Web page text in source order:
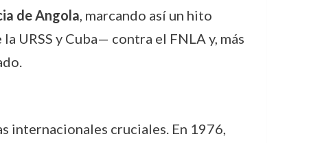
de Angola, marcando así un hito
URSS y Cuba— contra el FNLA y, más
internacionales cruciales. En 1976,